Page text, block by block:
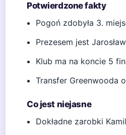
Potwierdzone fakty
Pogoń zdobyła 3.
Prezesem jest
Klub ma na koncie 5
Transfer Greenwooda
Co jest niejasne
Dokładne zarobki